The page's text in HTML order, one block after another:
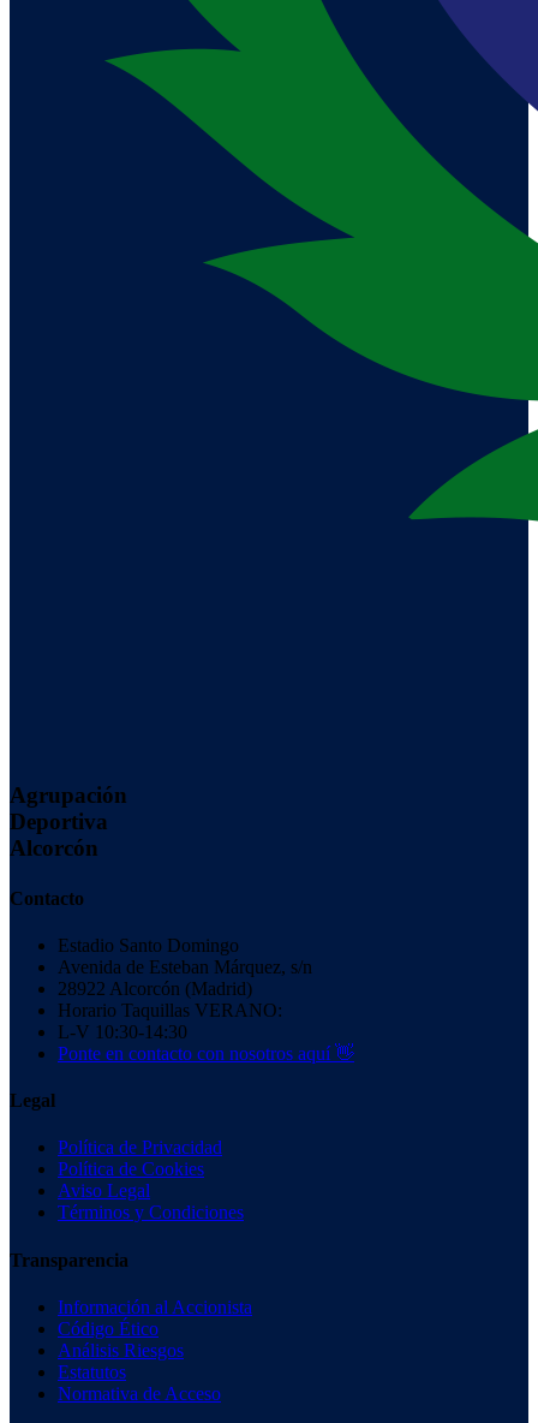
Agrupación
Deportiva
Alcorcón
Contacto
Estadio Santo Domingo
Avenida de Esteban Márquez, s/n
28922 Alcorcón (Madrid)
Horario Taquillas VERANO:
L-V 10:30-14:30
Ponte en contacto con nosotros aquí 👋
Legal
Política de Privacidad
Política de Cookies
Aviso Legal
Términos y Condiciones
Transparencia
Información al Accionista
Código Ético
Análisis Riesgos
Estatutos
Normativa de Acceso